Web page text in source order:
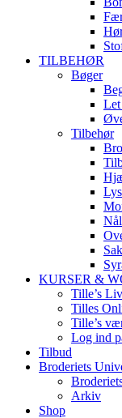
TILBEHØR
Bøger
Tilbehør
KURSER &
Tille’s
Tilles
Tille’s
Log ind
Tilbud
Broderiets
Arkiv
Shop